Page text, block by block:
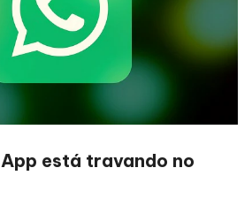
está travando no